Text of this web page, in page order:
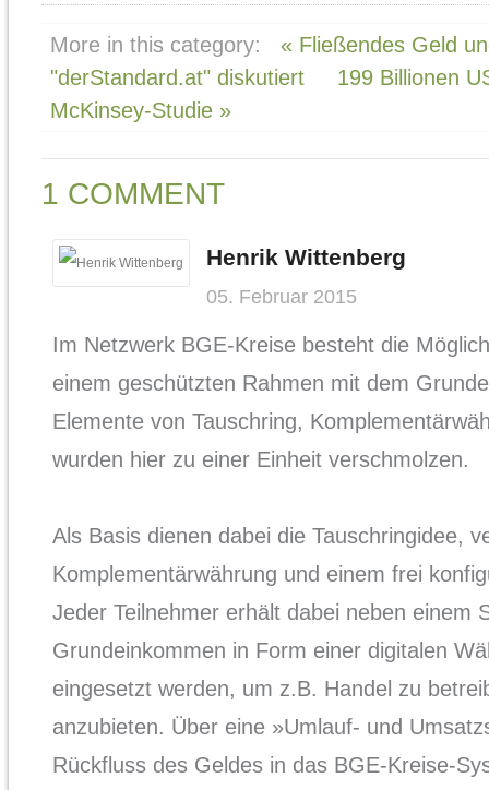
More in this category:
« Fließendes Geld
"derStandard.at" diskutiert
199 Billionen
McKinsey-Studie »
1 COMMENT
Henrik Wittenberg
05. Februar 2015
Im Netzwerk BGE-Kreise besteht die
einem geschützten Rahmen mit dem
Elemente von Tauschring,
wurden hier zu einer Einheit verschmolzen.
Als Basis dienen dabei die Tauschringidee,
Komplementärwährung und einem frei
Jeder Teilnehmer erhält dabei neben einem
Grundeinkommen in Form einer digitalen
eingesetzt werden, um z.B. Handel zu
anzubieten. Über eine »Umlauf- und
Rückfluss des Geldes in das BGE-Kreise-